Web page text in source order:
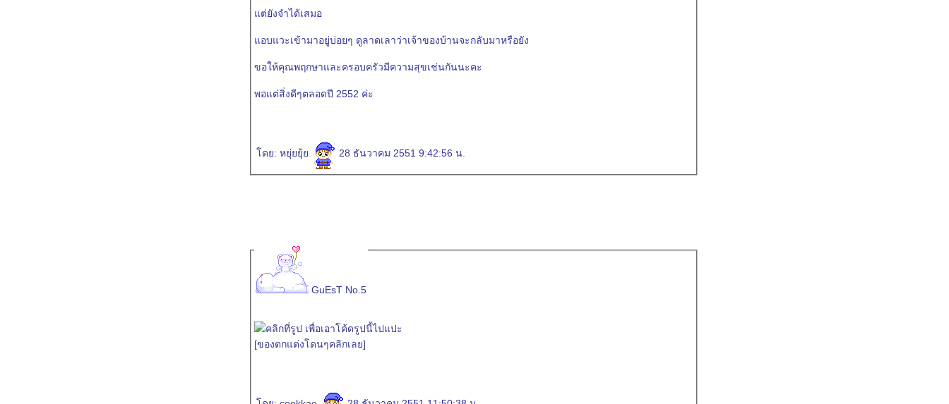
ต่ยังจำได้เสมอ
อบแวะเข้ามาอยู่บ่อยๆ ดูลาดเลาว่าเจ้าของบ้านจะกลับมาหรือยัง
ขอให้คุณพฤกษาและครอบครัวมีความสุขเช่นกันนะคะ
พอแต่สิ่งดีๆตลอดปี 2552 ค่ะ
ดย: หยุ่ยยุ้ 28 ธันวาคม 2551 9:42:56 น.
GuEsT No.5
[ของตกแต่งโดนๆคลิกเลย]